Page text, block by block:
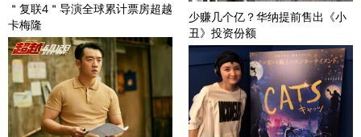
＂复联4＂导演全球累计票房超越
卡梅隆
少赚几个亿？华纳提前售出《小
丑》投资份额